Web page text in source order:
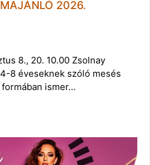
2026.
8., 20. 10.00 Zsolnay
8 éveseknek szóló mesés
ismer…